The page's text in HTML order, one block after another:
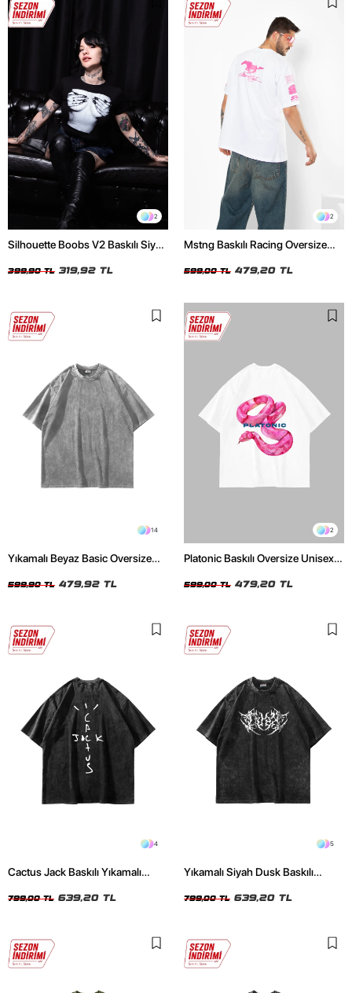
2
Silhouette Boobs V2 Baskılı Siyah
399,90 TL 319,92 TL
2
Mstng Baskılı Racing Oversize
599,00 TL 479,20 TL
14
Yıkamalı Beyaz Basic Oversize
599,90 TL 479,92 TL
2
Platonic Baskılı Oversize Unisex
599,00 TL 479,20 TL
4
Cactus Jack Baskılı Yıkamalı
799,00 TL 639,20 TL
5
Yıkamalı Siyah Dusk Baskılı
799,00 TL 639,20 TL